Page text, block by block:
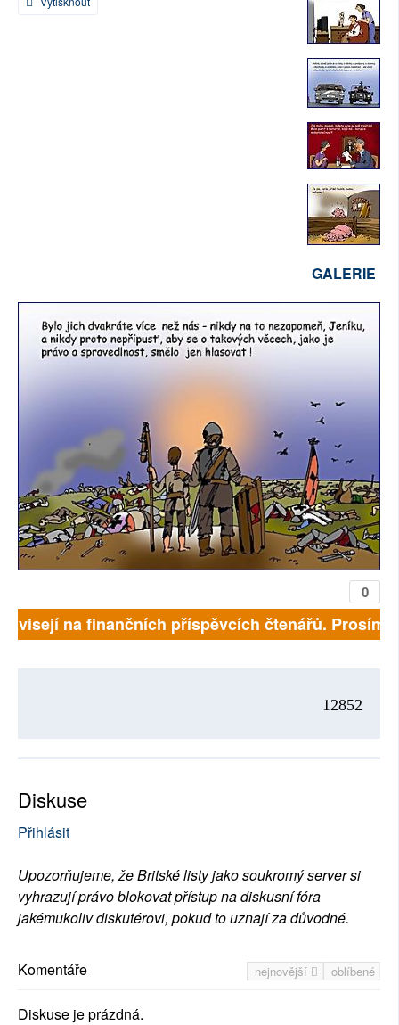
GALERIE
0
na finančních příspěvcích čtenářů.
12852
Diskuse
Přihlásit
Upozorňujeme, že Britské listy jako soukromý server si
vyhrazují právo blokovat přístup na diskusní fóra
jakémukoliv diskutérovi, pokud to uznají za důvodné.
nejnovější oblíbené
Komentáře
Diskuse je prázdná.